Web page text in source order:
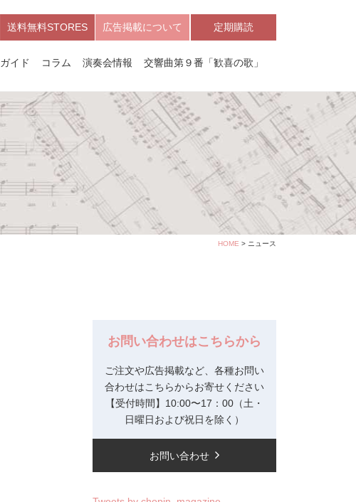
送料無料STORES 広告掲載について 定期購読
イド コラム 演奏会情報 交響曲第９番「歓喜の歌」
HOME > ニュース
お問い合わせはこちらから
ご注文や広告掲載など、各種お問い
合わせはこちらからお寄せください
【受付時間】10:00〜17：00（土・
日曜日および祝日を除く）
お問い合わせ